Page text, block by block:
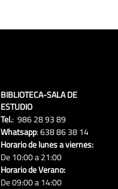
BIBLIOTECA-SALA DE
ESTUDIO
Tel.: 986 28 93 89
Whatsapp: 638 86 38 14
Horario de lunes a viernes:
De 10:00 a 21:00
Horario de Verano:
De 09:00 a 14:00